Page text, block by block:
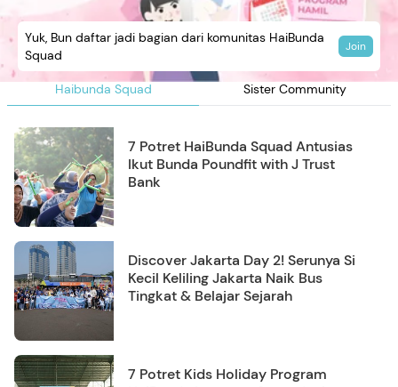
Haibunda Squad Sister Community
Yuk, Bun daftar jadi bagian dari komunitas HaiBunda
Squad
Join
7 Potret HaiBunda Squad Antusias
Ikut Bunda Poundfit with J Trust
Bank
Discover Jakarta Day 2! Serunya Si
Kecil Keliling Jakarta Naik Bus
Tingkat & Belajar Sejarah
7 Potret Kids Holiday Program